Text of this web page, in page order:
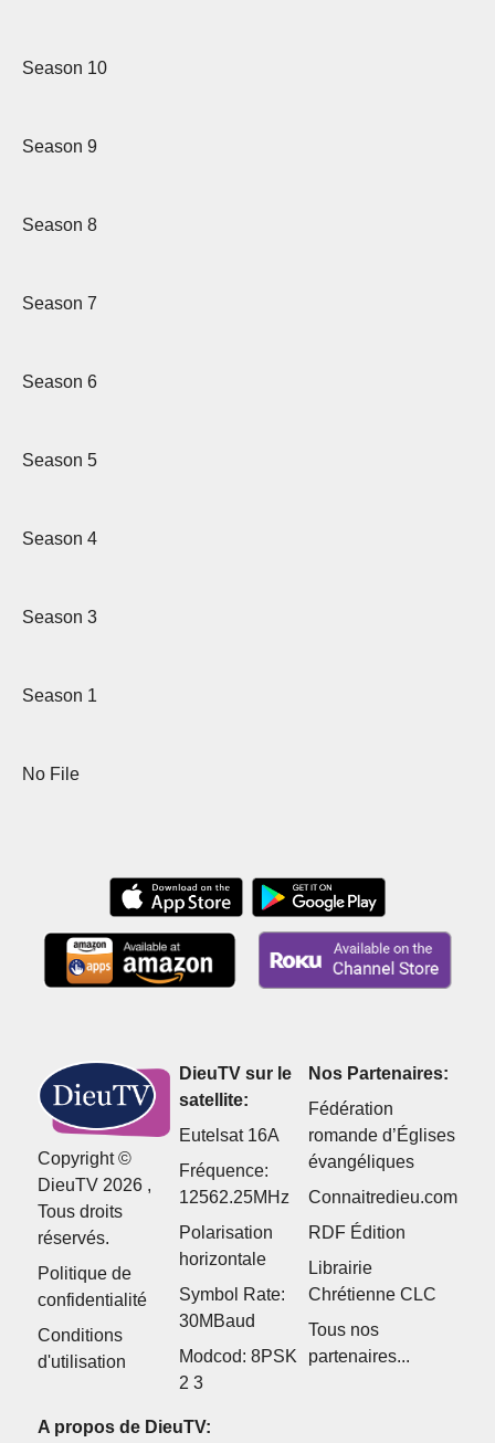
Season 10
Season 9
Season 8
Season 7
Season 6
Season 5
Season 4
Season 3
Season 1
No File
Copyright ©
DieuTV 2026 ,
Tous droits
réservés.
Politique de
confidentialité
Conditions
d'utilisation
DieuTV sur le
satellite:
Eutelsat 16A
Fréquence:
12562.25MHz
Polarisation
horizontale
Symbol Rate:
30MBaud
Modcod: 8PSK
2 3
Nos Partenaires:
Fédération
romande d’Églises
évangéliques
Connaitredieu.com
RDF Édition
Librairie
Chrétienne CLC
Tous nos
partenaires...
A propos de DieuTV: